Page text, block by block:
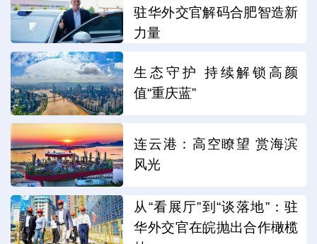
驻华外交官解码合肥智造新
力量
生态守护 持续解锁高颜
值“重庆蓝”
连云港：高空瞭望 赏海滨
风光
从“看展厅”到“谈落地”：驻
华外交官在皖抛出合作橄榄